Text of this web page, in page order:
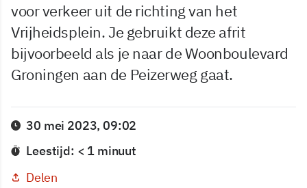
voor verkeer uit de richting van het
Vrijheidsplein. Je gebruikt deze afrit
bijvoorbeeld als je naar de Woonboulevard
Groningen aan de Peizerweg gaat.
30 mei 2023, 09:02
Leestijd: < 1 minuut
Delen